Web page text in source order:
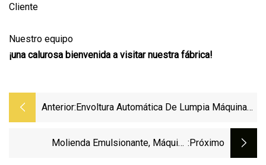
Cliente
Nuestro equipo
¡una calurosa bienvenida a visitar nuestra fábrica!
Anterior: Envoltura Automática De Lumpia Máquina
Pastelería Samosa
Molienda Emulsionante, Máquina :próximo